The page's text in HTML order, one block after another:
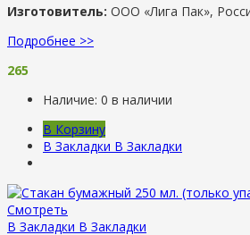
Изготовитель: ООО «Лига Пак»,
Подробнее >>
265
Наличие: 0 в наличии
В Корзину
В Закладки В Закладки
Смотреть
В Закладки В Закладки